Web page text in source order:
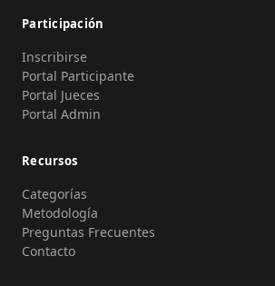
Participación
Inscribirse
Portal Participante
Portal Jueces
Portal Admin
Recursos
Categorías
Metodología
Preguntas Frecuentes
Contacto